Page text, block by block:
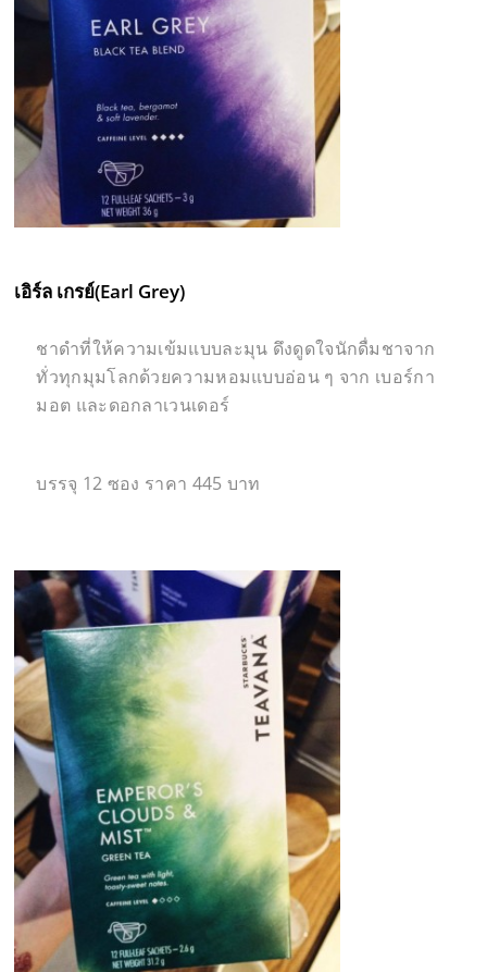
เอิร์ล เกรย์(Earl Grey)
ชาดำที่ให้ความเข้มแบบละมุน ดึงดูดใจนักดื่มชาจาก
ทั่วทุกมุมโลกด้วยความหอมแบบอ่อน ๆ จาก เบอร์กา
มอต และดอกลาเวนเดอร์
บรรจุ 12 ซอง ราคา 445 บาท